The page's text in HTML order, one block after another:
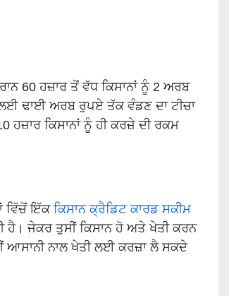
60 ਹਜ਼ਾਰ ਤੋਂ ਵੱਧ ਕਿਸਾਨਾਂ ਨੂੰ 2 ਅਰਬ
ਲਈ ਢਾਈ ਅਰਬ ਰੁਪਏ ਤੱਕ ਵੰਡਣ ਦਾ ਟੀਚਾ
ਕਿਸਾਨਾਂ ਨੂੰ ਹੀ ਕਰਜ਼ੇ ਦੀ ਰਕਮ
ਵਿੱਚੋਂ ਇੱਕਕਿਸਾਨ ਕ੍ਰੈਡਿਟ ਕਾਰਡ ਸਕੀਮ
ਹੈ। ਜੇਕਰ ਤੁਸੀਂ ਕਿਸਾਨ ਹੋ ਅਤੇ ਖੇਤੀ ਕਰਨ
ਆਸਾਨੀ ਨਾਲ ਖੇਤੀ ਲਈ ਕਰਜ਼ਾ ਲੈ ਸਕਦੇ